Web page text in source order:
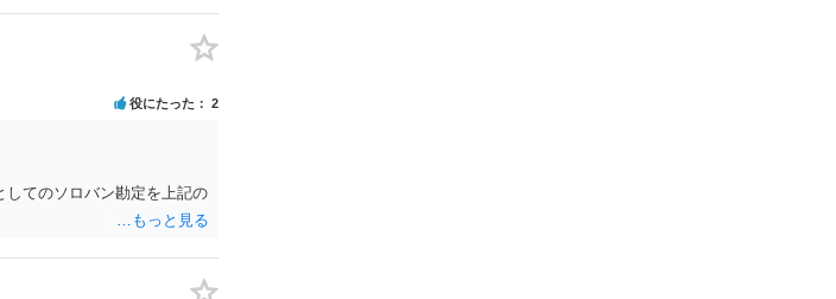
役にたった 2
てのソロバン勘定を上記の